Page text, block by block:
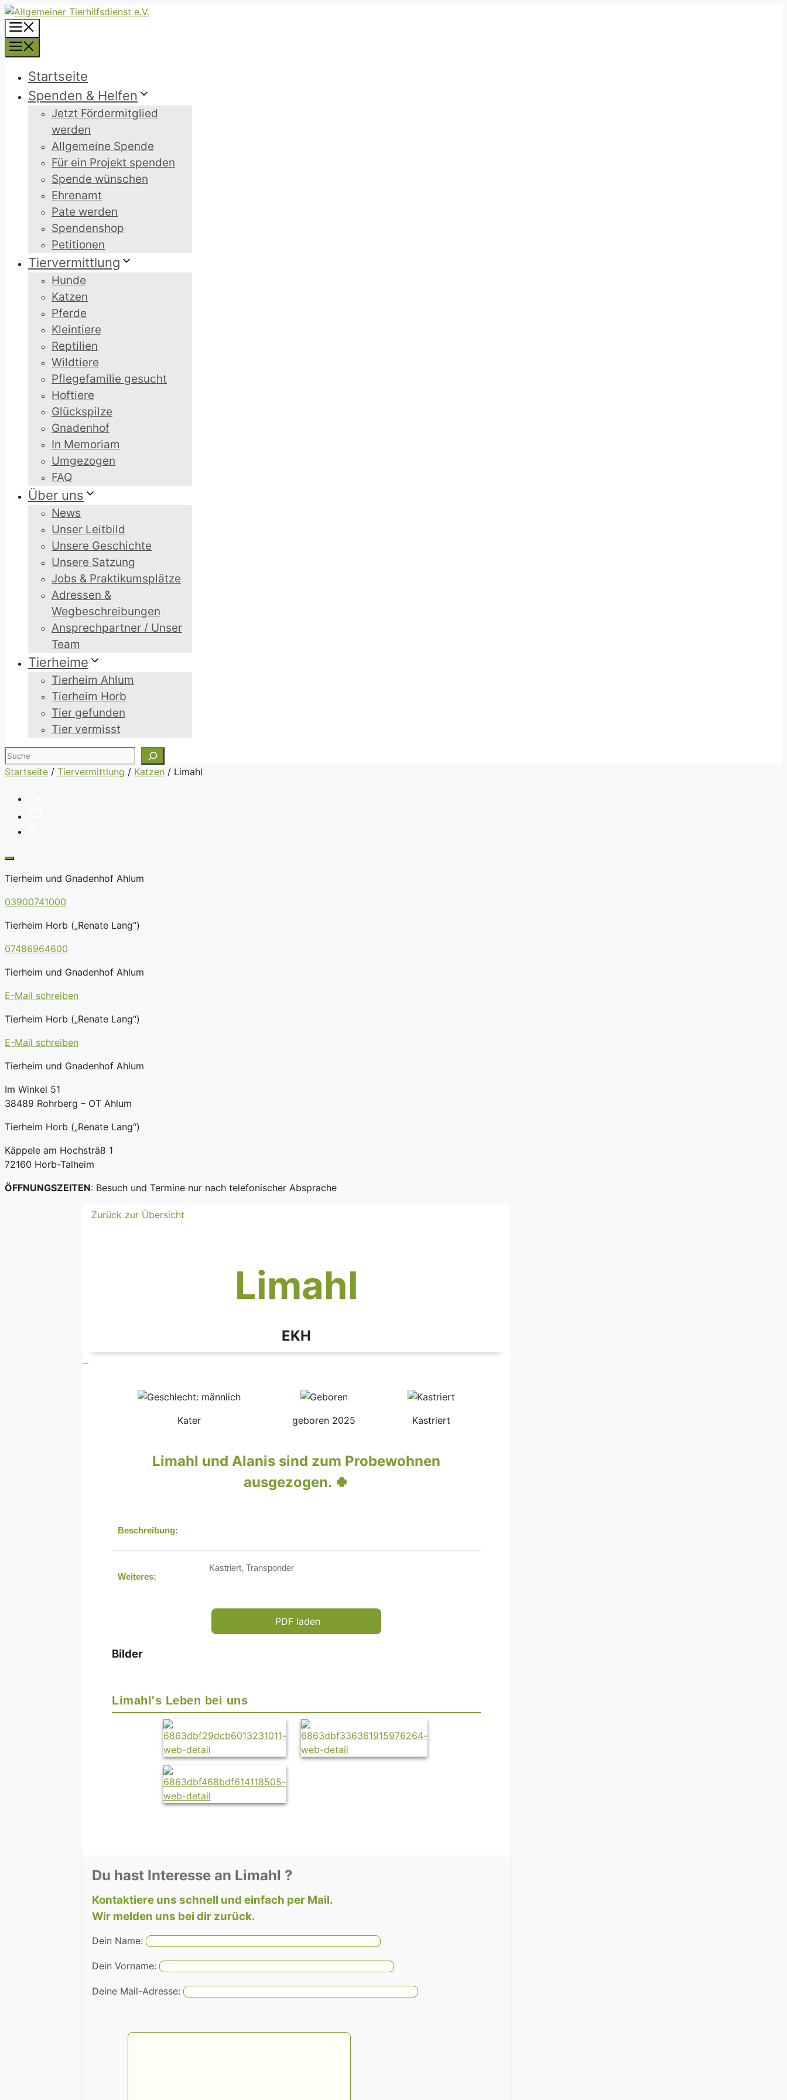
Zum
Inhalt
springen
Startseite
Spenden & Helfen
Jetzt Fördermitglied
werden
Allgemeine Spende
Für ein Projekt spenden
Spende wünschen
Ehrenamt
Pate werden
Spendenshop
Petitionen
Tiervermittlung
Hunde
Katzen
Pferde
Kleintiere
Reptilien
Wildtiere
Pflegefamilie gesucht
Hoftiere
Glückspilze
Gnadenhof
In Memoriam
Umgezogen
FAQ
Über uns
News
Unser Leitbild
Unsere Geschichte
Unsere Satzung
Jobs & Praktikumsplätze
Adressen &
Wegbeschreibungen
Ansprechpartner / Unser
Team
Tierheime
Tierheim Ahlum
Tierheim Horb
Tier gefunden
Tier vermisst
Suchen
Startseite / Tiervermittlung / Katzen / Limahl
Tierheim und Gnadenhof Ahlum
03900741000
Tierheim Horb („Renate Lang“)
07486964600
Tierheim und Gnadenhof Ahlum
E-Mail schreiben
Tierheim Horb („Renate Lang“)
E-Mail schreiben
Tierheim und Gnadenhof Ahlum
Im Winkel 51
38489 Rohrberg – OT Ahlum
Tierheim Horb („Renate Lang“)
Käppele am Hochsträß 1
72160 Horb-Talheim
ÖFFNUNGSZEITEN: Besuch und Termine nur nach telefonischer Absprache
Zurück zur Übersicht
Limahl
EKH
Kater geboren 2025 Kastriert
Limahl und Alanis sind zum Probewohnen
ausgezogen. 🍀
Beschreibung:
Weiteres:
Kastriert, Transponder
PDF laden
Bilder
Limahl's Leben bei uns
Du hast Interesse an Limahl ?
Kontaktiere uns schnell und einfach per Mail.
Wir melden uns bei dir zurück.
Dein Name:
Dein Vorname:
Deine Mail-Adresse: